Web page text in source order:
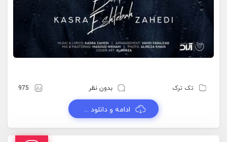
تک ترک بدون نظر 975
ادامه و دانلود ...